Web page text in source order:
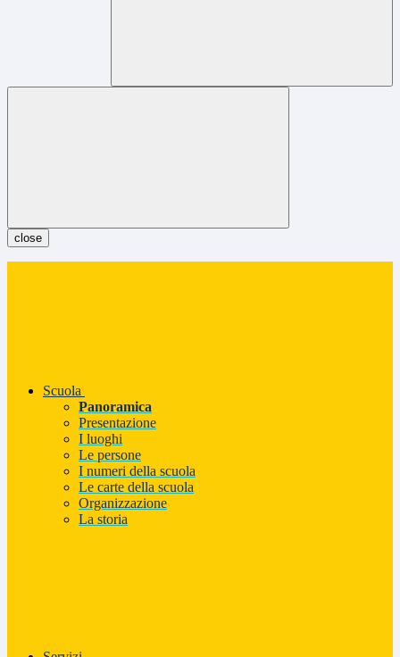
close
Scuola
Panoramica
Presentazione
I luoghi
Le persone
I numeri della scuola
Le carte della scuola
Organizzazione
La storia